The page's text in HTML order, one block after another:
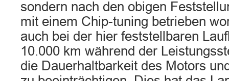
sondern nach den obigen
mit einem Chip-tuning betrieben
auch bei der hier feststellbaren
10.000 km während der
die Dauerhaltbarkeit des Motors